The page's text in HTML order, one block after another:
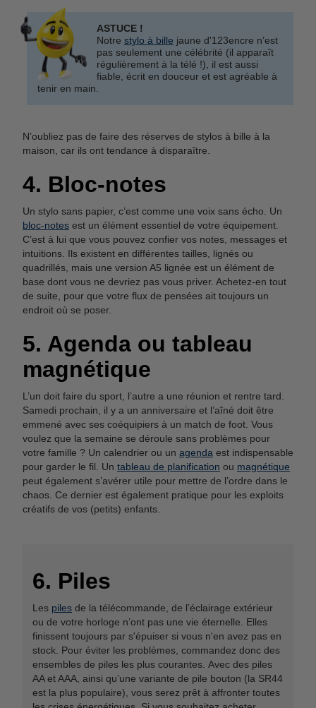
ASTUCE !
Notre stylo à bille jaune d'123encre n’est
pas seulement une célébrité (il apparaît
régulièrement à la télé !), il est aussi
fiable, écrit en douceur et est agréable à
tenir en main.
N’oubliez pas de faire des réserves de stylos à bille à la
maison, car ils ont tendance à disparaître.
4. Bloc-notes
Un stylo sans papier, c’est comme une voix sans écho. Un
bloc-notes est un élément essentiel de votre équipement.
C’est à lui que vous pouvez confier vos notes, messages et
intuitions. Ils existent en différentes tailles, lignés ou
quadrillés, mais une version A5 lignée est un élément de
base dont vous ne devriez pas vous priver. Achetez-en tout
de suite, pour que votre flux de pensées ait toujours un
endroit où se poser.
5. Agenda ou tableau
magnétique
L’un doit faire du sport, l’autre a une réunion et rentre tard.
Samedi prochain, il y a un anniversaire et l’aîné doit être
emmené avec ses coéquipiers à un match de foot. Vous
voulez que la semaine se déroule sans problèmes pour
votre famille ? Un calendrier ou un agenda est indispensable
pour garder le fil. Un tableau de planification ou magnétique
peut également s’avérer utile pour mettre de l’ordre dans le
chaos. Ce dernier est également pratique pour les exploits
créatifs de vos (petits) enfants.
6. Piles
Les piles de la télécommande, de l’éclairage extérieur
ou de votre horloge n’ont pas une vie éternelle. Elles
finissent toujours par s'épuiser si vous n'en avez pas en
stock. Pour éviter les problèmes, commandez donc des
ensembles de piles les plus courantes. Avec des piles
AA et AAA, ainsi qu’une variante de pile bouton (la SR44
est la plus populaire), vous serez prêt à affronter toutes